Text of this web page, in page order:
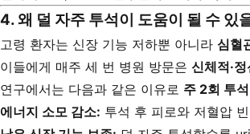
4. 왜 덜 자주 투석이 도움이 될 수 있
고령 환자는 신장 기능 저하뿐 아니라 심혈
이들에게 매주 세 번 병원 방문은 신체적·
연구에서는 다음과 같은 이유로 주 2회 투
에너지 소모 감소: 투석 후 피로와 저혈압